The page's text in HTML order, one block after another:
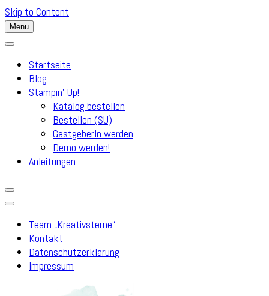
Skip to Content
Menu
Startseite
Blog
Stampin’ Up!
Katalog bestellen
Bestellen (SU)
GastgeberIn werden
Demo werden!
Anleitungen
Team „Kreativsterne“
Kontakt
Datenschutzerklärung
Impressum